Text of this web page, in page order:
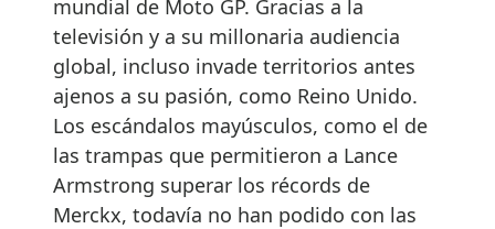
mundial de Moto GP. Gracias a la
televisión y a su millonaria audiencia
global, incluso invade territorios antes
ajenos a su pasión, como Reino Unido.
Los escándalos mayúsculos, como el de
las trampas que permitieron a Lance
Armstrong superar los récords de
Merckx, todavía no han podido con las